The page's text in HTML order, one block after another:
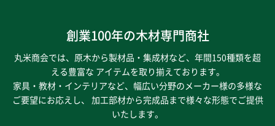
創業100年の木材専門商社
丸米商会では、原木から製材品・集成材など、年間150種類を超
える豊富な アイテムを取り揃えております。
家具・教材・インテリアなど、幅広い分野のメーカー様の多様な
ご要望にお応えし、
加工部材から完成品まで様々な形態でご提供
いたします。